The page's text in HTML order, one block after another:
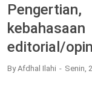
editorial/
ByAfdhal Ilahi Senin,